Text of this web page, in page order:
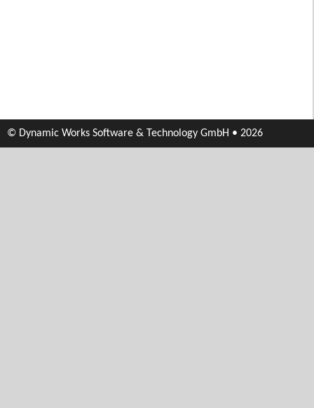
© Dynamic Works Software & Technology GmbH • 2026